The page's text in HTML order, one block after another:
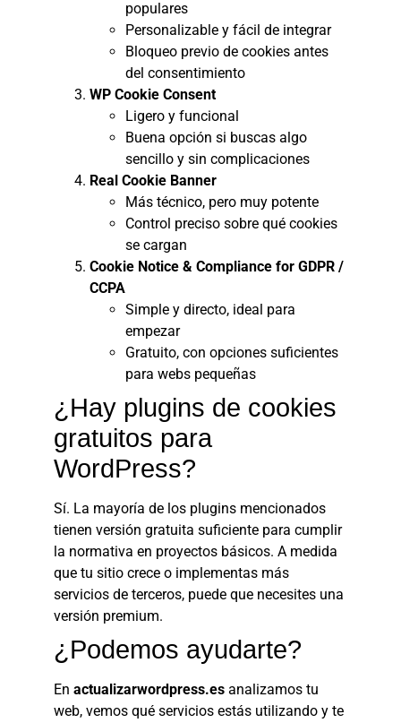
populares
Personalizable y fácil de integrar
Bloqueo previo de cookies antes
del consentimiento
WP Cookie Consent
Ligero y funcional
Buena opción si buscas algo
sencillo y sin complicaciones
Real Cookie Banner
Más técnico, pero muy potente
Control preciso sobre qué cookies
se cargan
Cookie Notice & Compliance for GDPR /
CCPA
Simple y directo, ideal para
empezar
Gratuito, con opciones suficientes
para webs pequeñas
¿Hay plugins de cookies
gratuitos para
WordPress?
Sí. La mayoría de los plugins mencionados
tienen versión gratuita suficiente para cumplir
la normativa en proyectos básicos. A medida
que tu sitio crece o implementas más
servicios de terceros, puede que necesites una
versión premium.
¿Podemos ayudarte?
En actualizarwordpress.es analizamos tu
web, vemos qué servicios estás utilizando y te